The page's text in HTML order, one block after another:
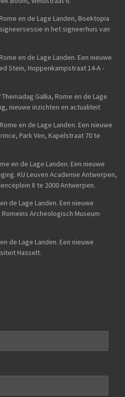
en de Lage Landen, Boektopia
in het signeerhuis van
en de Lage Landen. Een nieuwe
Stein, Hoppenkampstraat 14-A -
Gallia, Rome en de Lage
nieuwe inzichten en actualiteit
en de Lage Landen. Een nieuwe
Park Ven, Kapelstraat 70 te
en de Lage Landen. Een nieuwe
KU Leuven Academie Antwerpen,
8 te 2000 Antwerpen.
de Lage Landen. Een nieuwe
Archeologisch Museum
de Lage Landen. Een nieuwe
Hasselt.